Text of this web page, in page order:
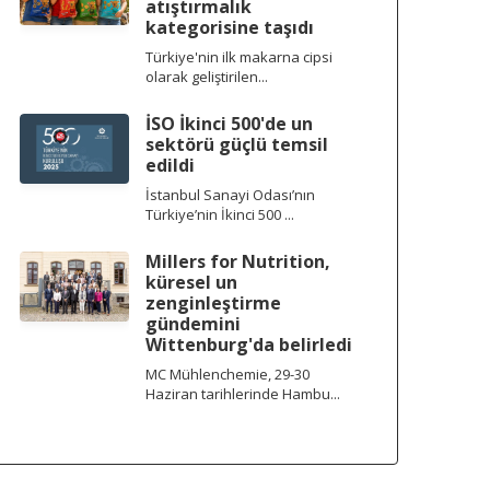
atıştırmalık
kategorisine taşıdı
Türkiye'nin ilk makarna cipsi
olarak geliştirilen...
İSO İkinci 500'de un
sektörü güçlü temsil
edildi
İstanbul Sanayi Odası’nın
Türkiye’nin İkinci 500 ...
Millers for Nutrition,
küresel un
zenginleştirme
gündemini
Wittenburg'da belirledi
MC Mühlenchemie, 29-30
Haziran tarihlerinde Hambu...